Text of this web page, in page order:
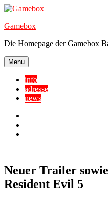
Skip
content
Gamebox
Die Homepage der Gamebox
Menu
info
adresse
news
Neuer Trailer
Resident Evil 5